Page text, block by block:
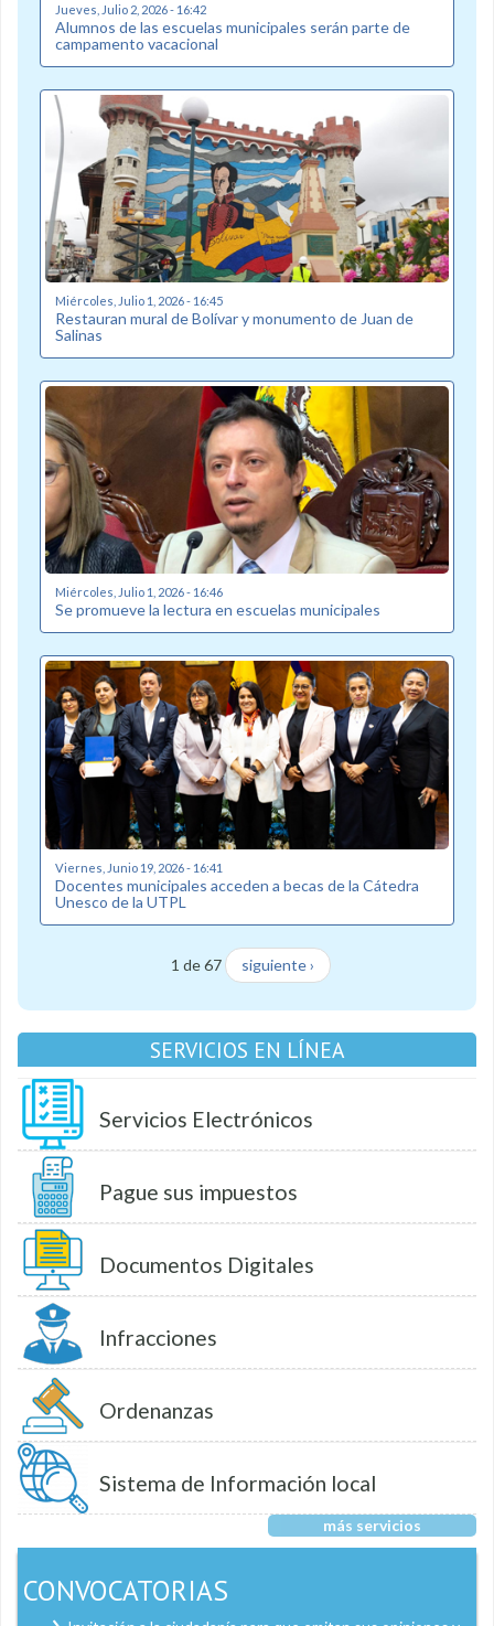
Jueves, Julio 2, 2026 - 16:42
Alumnos de las escuelas municipales serán parte de
campamento vacacional
Miércoles, Julio 1, 2026 - 16:45
Restauran mural de Bolívar y monumento de Juan de
Salinas
Miércoles, Julio 1, 2026 - 16:46
Se promueve la lectura en escuelas municipales
Viernes, Junio 19, 2026 - 16:41
Docentes municipales acceden a becas de la Cátedra
Unesco de la UTPL
1 de 67 siguiente ›
SERVICIOS EN LÍNEA
Servicios Electrónicos
Pague sus impuestos
Documentos Digitales
Infracciones
Ordenanzas
Sistema de Información local
más servicios
CONVOCATORIAS